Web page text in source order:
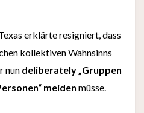
erklärte resigniert, dass
kollektiven Wahnsinns
nun deliberately „Gruppen
meiden müsse.